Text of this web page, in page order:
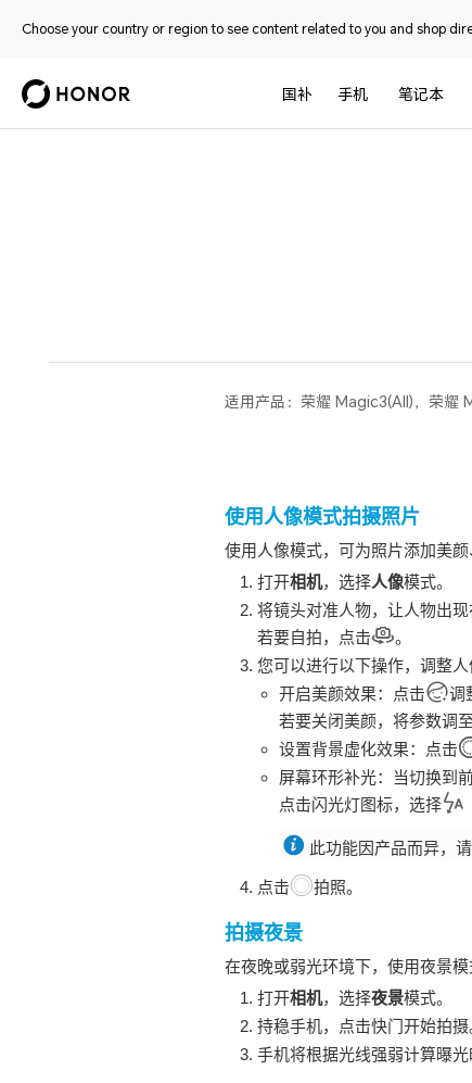
Choose your country or region to see content related to you and shop
国补 手机 笔记本
适用产品：
使用人像模式拍摄照片
使用人像模式，可为照片添加美
打开相机，选择人像模式。
将镜头对准人物，让人物出现
若要自拍，点击
。
您可以进行以下操作，调整人
开启美颜效果：点击
调
若要关闭美颜，将参数调
设置背景虚化效果：点击
屏幕环形补光：当切换到
点击闪光灯图标，选择
此功能因产品而异，
点击 拍照。
拍摄夜景
在夜晚或弱光环境下，使用夜景
打开相机，选择夜景模式。
持稳手机，点击快门开始拍摄
手机将根据光线强弱计算曝